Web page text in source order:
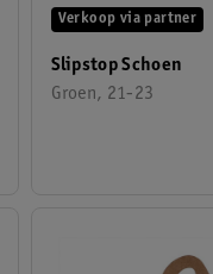
Slipstop Schoen
Groen, 21-23
Verkoop via partner